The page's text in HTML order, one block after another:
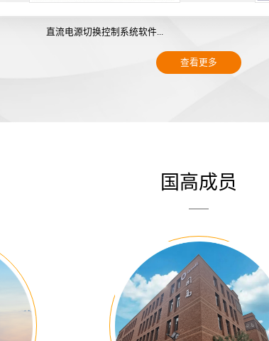
直流电源切换控制系统软件...
查看更多
国高成员